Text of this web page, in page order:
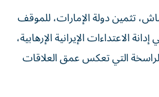
تثمين دولة الإمارات، للموقف
الاعتداءات الإيرانية الإرهابية،
التي تعكس عمق العلاقات